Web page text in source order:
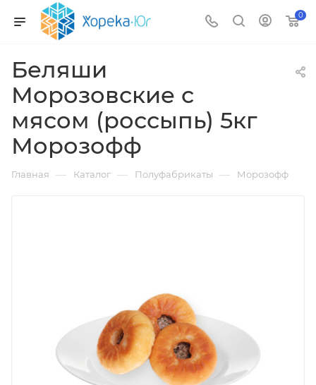
0
Беляши
Морозовские с
мясом (россыпь) 5кг
Морозофф
Главная — Каталог — Полуфабрикаты — Морозофф